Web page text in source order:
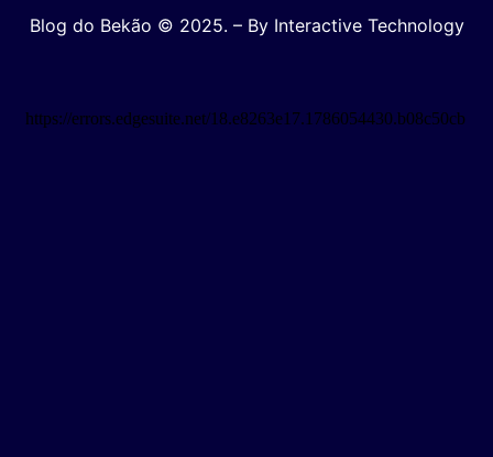
Blog do Bekão © 2025. – By Interactive Technology